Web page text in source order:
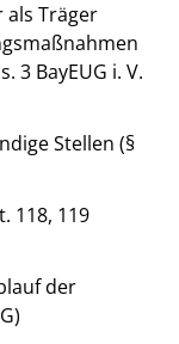
als Träger
3 BayEUG i. V.
Stellen (§
118, 119
der